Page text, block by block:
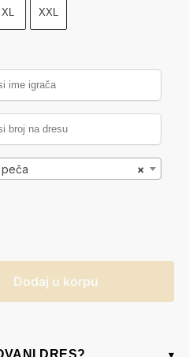
XL XXL
×
Dodaj u korpu
DRES?